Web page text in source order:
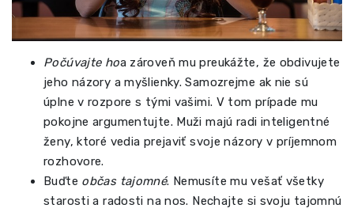
Počúvajte hoa zároveň mu preukážte, že obdivujete
jeho názory a myšlienky. Samozrejme ak nie sú
úplne v rozpore s tými vašimi. V tom prípade mu
pokojne argumentujte. Muži majú radi inteligentné
ženy, ktoré vedia prejaviť svoje názory v príjemnom
rozhovore.
Buďte občas tajomné. Nemusíte mu vešať všetky
starosti a radosti na nos. Nechajte si svoju tajomnú